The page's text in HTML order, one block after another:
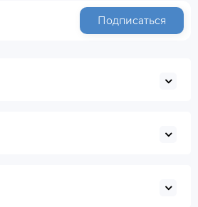
Подписаться